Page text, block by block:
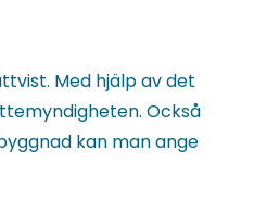
Med hjälp av det
Också
kan man ange